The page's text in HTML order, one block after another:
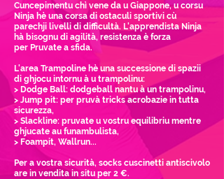
Cuncepimentu chì vene da u Giappone, u corsu
Ninja hè una corsa di ostaculi sportivi cù
parechji livelli di difficultà. L'apprendista Ninja
hà bisognu di agilità, resistenza è forza
per Pruvate a sfida.
L'area Trampoline hè una successione di spazii
di ghjocu intornu à u trampolinu:
> Dodge Ball: dodgeball nantu à un trampolinu,
> Jump pit: per pruvà tricks acrobazie in tutta
sicurezza,
> Slackline: pruvate u vostru equilibriu mentre
ghjucate au funambulista,
> Foampit, Wallrun...
Per a vostra sicurità, socks cuscinetti antiscivolo
are in vendita in situ per 2 €.